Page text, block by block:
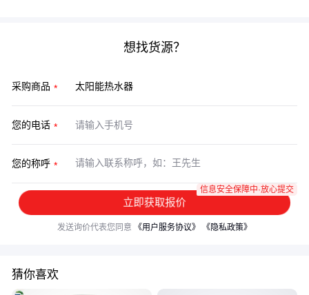
想找货源？
采购商品
您的电话
您的称呼
立即获取报价
信息安全保障中·放心提交
发送询价代表您同意 《用户服务协议》 《隐私政策》
猜你喜欢